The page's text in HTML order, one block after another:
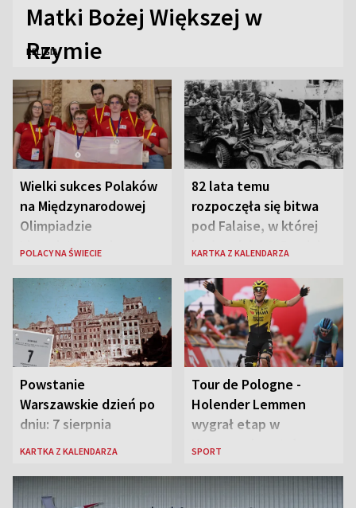
Matki Bożej Większej w
Rzymie
RELIGIA
Wielki sukces Polaków
na Międzynarodowej
Olimpiadzie
Lingwistycznej
POLACY NA ŚWIECIE
82 lata temu
rozpoczęła się bitwa
pod Falaise, w której
brała udział 1. Dywizja
KARTKA Z KALENDARZA
Powstanie
Warszawskie dzień po
dniu: 7 sierpnia
KARTKA Z KALENDARZA
Tour de Pologne -
Holender Lemmen
wygrał etap w
Karpaczu i został
SPORT